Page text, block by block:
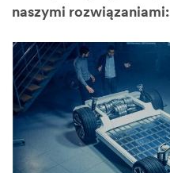
naszymi rozwiązaniami: